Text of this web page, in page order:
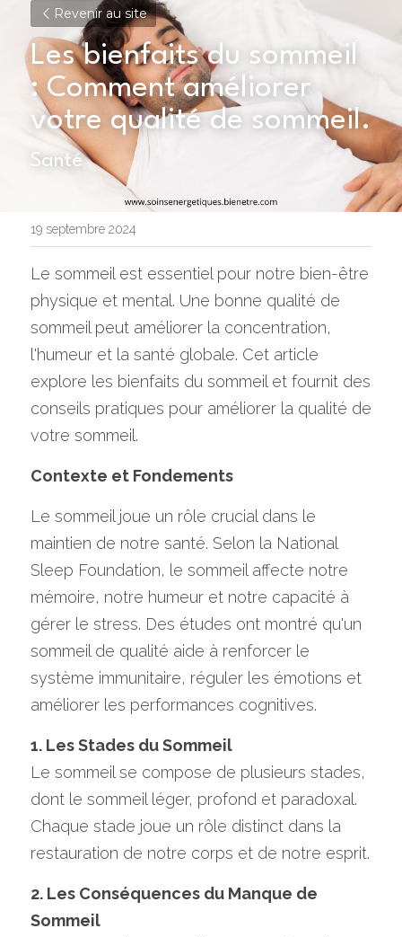
Revenir au site
Les bienfaits du sommeil
: Comment améliorer
votre qualité de sommeil.
Santé
19 septembre 2024
Le sommeil est essentiel pour notre bien-être
physique et mental. Une bonne qualité de
sommeil peut améliorer la concentration,
l'humeur et la santé globale. Cet article
explore les bienfaits du sommeil et fournit des
conseils pratiques pour améliorer la qualité de
votre sommeil.
Contexte et Fondements
Le sommeil joue un rôle crucial dans le
maintien de notre santé. Selon la National
Sleep Foundation, le sommeil affecte notre
mémoire, notre humeur et notre capacité à
gérer le stress. Des études ont montré qu'un
sommeil de qualité aide à renforcer le
système immunitaire, réguler les émotions et
améliorer les performances cognitives.
1. Les Stades du Sommeil
Le sommeil se compose de plusieurs stades,
dont le sommeil léger, profond et paradoxal.
Chaque stade joue un rôle distinct dans la
restauration de notre corps et de notre esprit.
2. Les Conséquences du Manque de
Sommeil